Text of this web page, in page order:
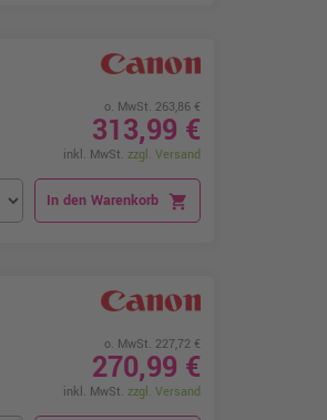
o. MwSt. 263,86 €
313,99 €
inkl. MwSt. zzgl. Versand
In den Warenkorb shopping_cart
o. MwSt. 227,72 €
270,99 €
inkl. MwSt. zzgl. Versand